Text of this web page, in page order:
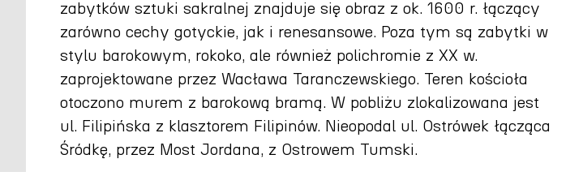
zabytków sztuki sakralnej znajduje się obraz z ok. 1600 r. łączący
zarówno cechy gotyckie, jak i renesansowe. Poza tym są zabytki w
stylu barokowym, rokoko, ale również polichromie z XX w.
zaprojektowane przez Wacława Taranczewskiego. Teren kościoła
otoczono murem z barokową bramą. W pobliżu zlokalizowana jest
ul. Filipińska z klasztorem Filipinów. Nieopodal ul. Ostrówek łącząca
Śródkę, przez Most Jordana, z Ostrowem Tumski.